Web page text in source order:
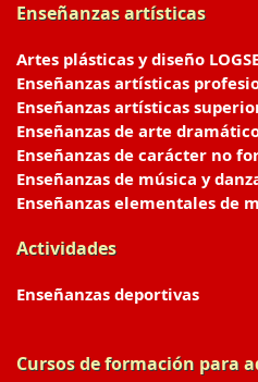
Enseñanzas artísticas
Artes plásticas y diseño
Enseñanzas artísticas
Enseñanzas artísticas
Enseñanzas de arte dramático
Enseñanzas de carácter no
Enseñanzas de música y
Enseñanzas elementales de
Actividades
Enseñanzas deportivas
Cursos de formación para